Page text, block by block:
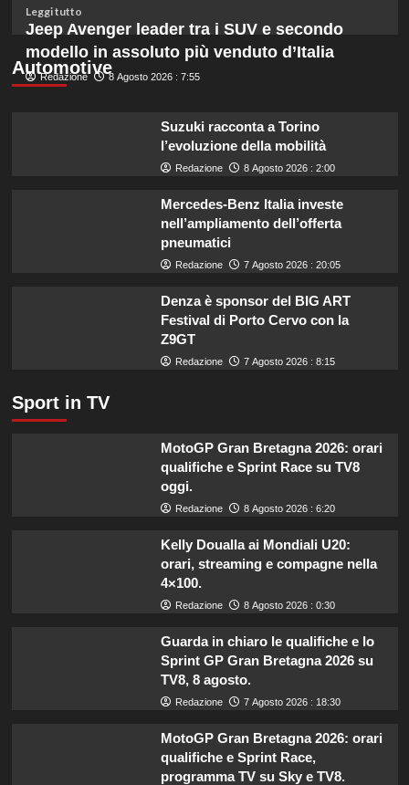
per
settore
primario.
Leggi tuttoLeggi
di
più
su
Rinfresca
Automotive
Jeep Avenger leader tra i SUV e secondo
modello in assoluto più venduto d’Italia
Redazione 8 Agosto 2026 : 7:55
Suzuki racconta a Torino
l’evoluzione della mobilità
Redazione 8 Agosto 2026 : 2:00
Mercedes-Benz Italia investe
nell’ampliamento dell’offerta
pneumatici
Redazione 7 Agosto 2026 : 20:05
Denza è sponsor del BIG ART
Festival di Porto Cervo con la
Z9GT
Redazione 7 Agosto 2026 : 8:15
Sport in TV
MotoGP Gran Bretagna 2026: orari
qualifiche e Sprint Race su TV8
oggi.
Redazione 8 Agosto 2026 : 6:20
Kelly Doualla ai Mondiali U20:
orari, streaming e compagne nella
4×100.
Redazione 8 Agosto 2026 : 0:30
Guarda in chiaro le qualifiche e lo
Sprint GP Gran Bretagna 2026 su
TV8, 8 agosto.
Redazione 7 Agosto 2026 : 18:30
MotoGP Gran Bretagna 2026: orari
qualifiche e Sprint Race,
programma TV su Sky e TV8.